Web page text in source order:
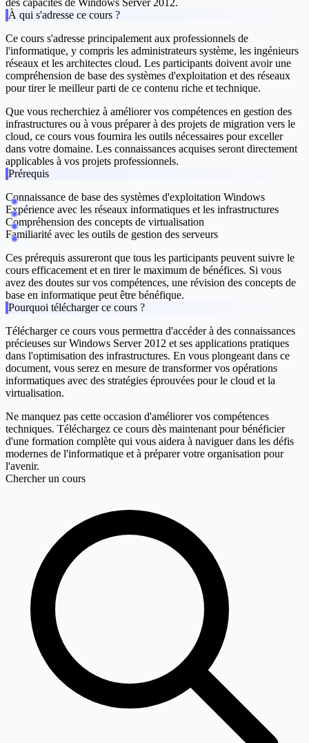
des capacités de Windows Server 2012.
À qui s'adresse ce cours ?
Ce cours s'adresse principalement aux professionnels de
l'informatique, y compris les administrateurs système, les ingénieurs
réseaux et les architectes cloud. Les participants doivent avoir une
compréhension de base des systèmes d'exploitation et des réseaux
pour tirer le meilleur parti de ce contenu riche et technique.
Que vous recherchiez à améliorer vos compétences en gestion des
infrastructures ou à vous préparer à des projets de migration vers le
cloud, ce cours vous fournira les outils nécessaires pour exceller
dans votre domaine. Les connaissances acquises seront directement
applicables à vos projets professionnels.
Prérequis
Connaissance de base des systèmes d'exploitation Windows
Expérience avec les réseaux informatiques et les infrastructures
Compréhension des concepts de virtualisation
Familiarité avec les outils de gestion des serveurs
Ces prérequis assureront que tous les participants peuvent suivre le
cours efficacement et en tirer le maximum de bénéfices. Si vous
avez des doutes sur vos compétences, une révision des concepts de
base en informatique peut être bénéfique.
Pourquoi télécharger ce cours ?
Télécharger ce cours vous permettra d'accéder à des connaissances
précieuses sur Windows Server 2012 et ses applications pratiques
dans l'optimisation des infrastructures. En vous plongeant dans ce
document, vous serez en mesure de transformer vos opérations
informatiques avec des stratégies éprouvées pour le cloud et la
virtualisation.
Ne manquez pas cette occasion d'améliorer vos compétences
techniques. Téléchargez ce cours dès maintenant pour bénéficier
d'une formation complète qui vous aidera à naviguer dans les défis
modernes de l'informatique et à préparer votre organisation pour
l'avenir.
Chercher un cours